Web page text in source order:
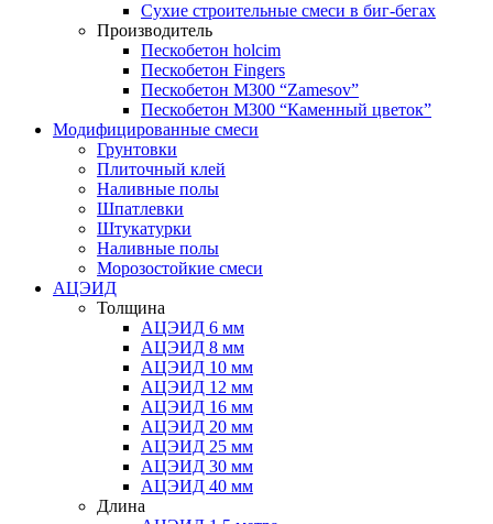
Сухие строительные смеси в биг-бегах
Производитель
Пескобетон holcim
Пескобетон Fingers
Пескобетон М300 “Zamesov”
Пескобетон М300 “Каменный цветок”
Модифицированные смеси
Грунтовки
Плиточный клей
Наливные полы
Шпатлевки
Штукатурки
Наливные полы
Морозостойкие смеси
АЦЭИД
Толщина
АЦЭИД 6 мм
АЦЭИД 8 мм
АЦЭИД 10 мм
АЦЭИД 12 мм
АЦЭИД 16 мм
АЦЭИД 20 мм
АЦЭИД 25 мм
АЦЭИД 30 мм
АЦЭИД 40 мм
Длина